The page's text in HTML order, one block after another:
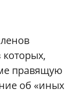
правящую
об «иных